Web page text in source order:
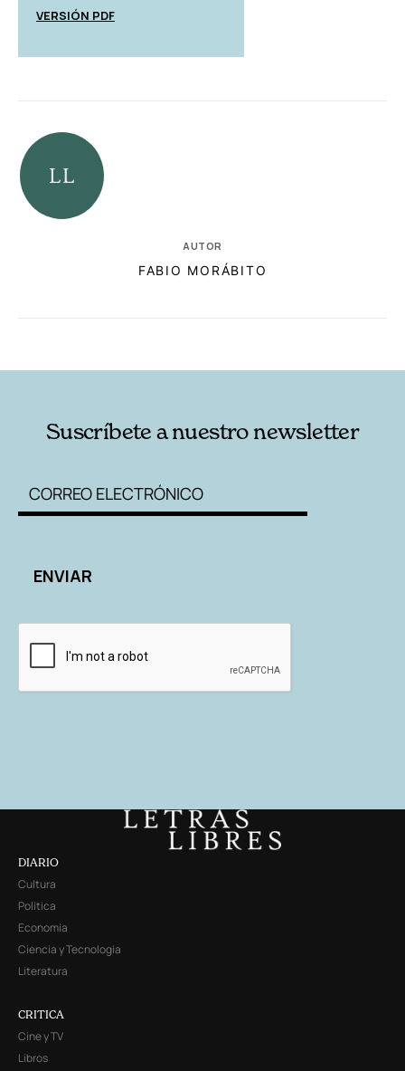
VERSIÓN PDF
AUTOR
FABIO MORÁBITO
Suscríbete a nuestro newsletter
DIARIO
Cultura
Política
Economía
Ciencia y Tecnología
Literatura
CRITICA
Cine y TV
Libros